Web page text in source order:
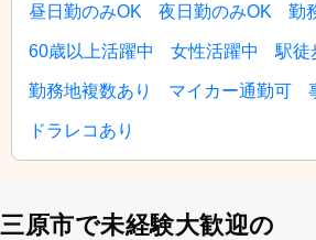
昼日勤のみOK 夜日勤のみOK 勤
60歳以上活躍中 女性活躍中 駅徒
勤務地複数あり マイカー通勤可
ドラレコあり
三原市で未経験大歓迎の